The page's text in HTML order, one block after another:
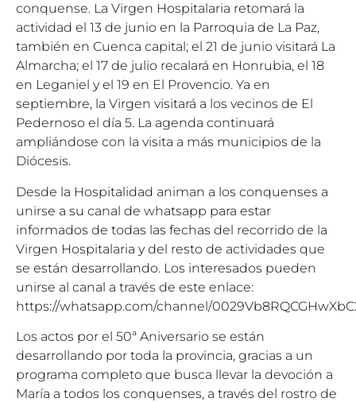
conquense. La Virgen Hospitalaria retomará la
actividad el 13 de junio en la Parroquia de La Paz,
también en Cuenca capital; el 21 de junio visitará La
Almarcha; el 17 de julio recalará en Honrubia, el 18
en Leganiel y el 19 en El Provencio. Ya en
septiembre, la Virgen visitará a los vecinos de El
Pedernoso el día 5. La agenda continuará
ampliándose con la visita a más municipios de la
Diócesis.
Desde la Hospitalidad animan a los conquenses a
unirse a su canal de whatsapp para estar
informados de todas las fechas del recorrido de la
Virgen Hospitalaria y del resto de actividades que
se están desarrollando. Los interesados pueden
unirse al canal a través de este enlace:
https://whatsapp.com/channel/
Los actos por el 50ª Aniversario se están
desarrollando por toda la provincia, gracias a un
programa completo que busca llevar la devoción a
María a todos los conquenses, a través del rostro de